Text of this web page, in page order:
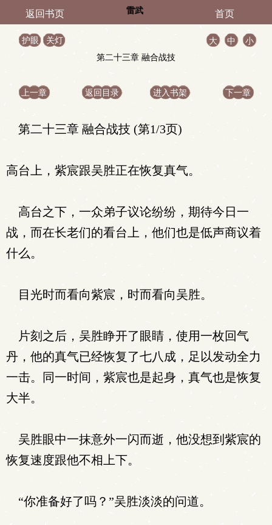
返回书页 雷武 首页
护眼 关灯 大 中
小
第二十三章 融合战技
上一章 返回目录 进入书架 下一章
第二十三章 融合战技 (第1/3页)
高台上，紫宸跟吴胜正在恢复真气。
高台之下，一众弟子议论纷纷，期待今日一
战，而在长老们的看台上，他们也是低声商议着
什么。
目光时而看向紫宸，时而看向吴胜。
片刻之后，吴胜睁开了眼睛，使用一枚回气
丹，他的真气已经恢复了七八成，足以发动全力
一击。同一时间，紫宸也是起身，真气也是恢复
大半。
吴胜眼中一抹意外一闪而逝，他没想到紫宸的
恢复速度跟他不相上下。
“你准备好了吗？”吴胜淡淡的问道。